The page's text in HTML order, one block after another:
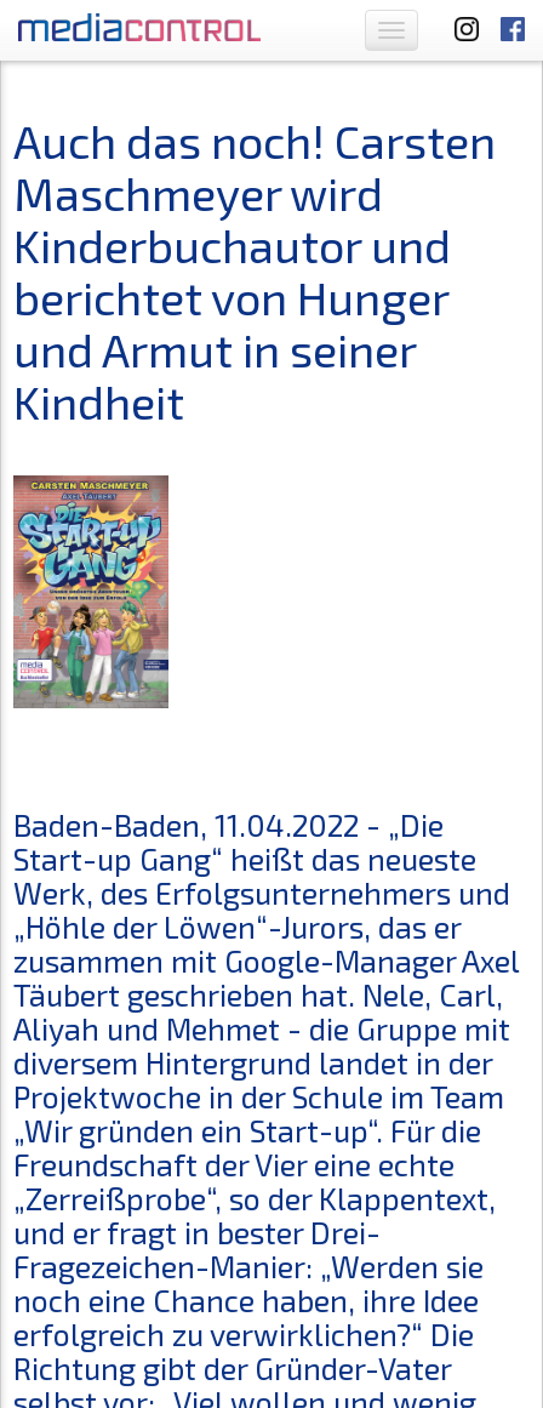
Toggle
navigation
Auch das noch! Carsten
Maschmeyer wird
Kinderbuchautor und
berichtet von Hunger
und Armut in seiner
Kindheit
Baden-Baden, 11.04.2022 - „Die
Start-up Gang“ heißt das neueste
Werk, des Erfolgsunternehmers und
„Höhle der Löwen“-Jurors, das er
zusammen mit Google-Manager Axel
Täubert geschrieben hat. Nele, Carl,
Aliyah und Mehmet - die Gruppe mit
diversem Hintergrund landet in der
Projektwoche in der Schule im Team
„Wir gründen ein Start-up“. Für die
Freundschaft der Vier eine echte
„Zerreißprobe“, so der Klappentext,
und er fragt in bester Drei-
Fragezeichen-Manier: „Werden sie
noch eine Chance haben, ihre Idee
erfolgreich zu verwirklichen?“ Die
Richtung gibt der Gründer-Vater